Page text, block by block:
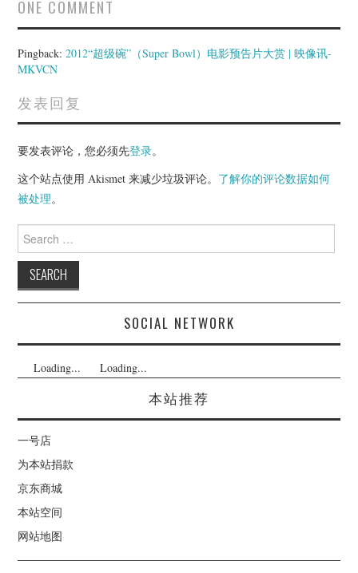
ONE COMMENT
Pingback:2012“超级碗”（Super Bowl）电影预告片大赏 | 映像讯-
MKVCN
发表回复
要发表评论，您必须先登录。
这个站点使用 Akismet 来减少垃圾评论。 了解你的评论数据如何
被处理。
Search
for:
SOCIAL NETWORK
Loading... Loading...
本站推荐
一号店
为本站捐款
京东商城
本站空间
网站地图